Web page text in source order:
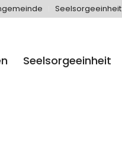
Seelsorgeeinheit
Seelsorgeeinheit